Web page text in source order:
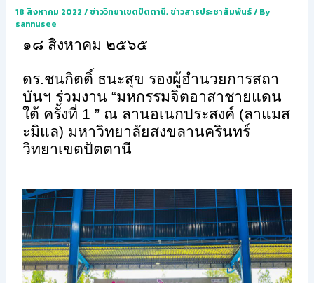
18 สิงหาคม 2022/ ข่าววิทยาเขตปัตตานี, ข่าวสารประชาสัมพันธ์/ By
sannusee
๑๘ สิงหาคม ๒๕๖๕
ดร.ชนกิตติ์ ธนะสุข รองผู้อำนวยการสถา
บันฯ ร่วมงาน “มหกรรมจิตอาสาชายแดน
ใต้ ครั้งที่ 1 ” ณ ลานอเนกประสงค์ (ลาแมส
ะมิแล) มหาวิทยาลัยสงขลานครินทร์
วิทยาเขตปัตตานี